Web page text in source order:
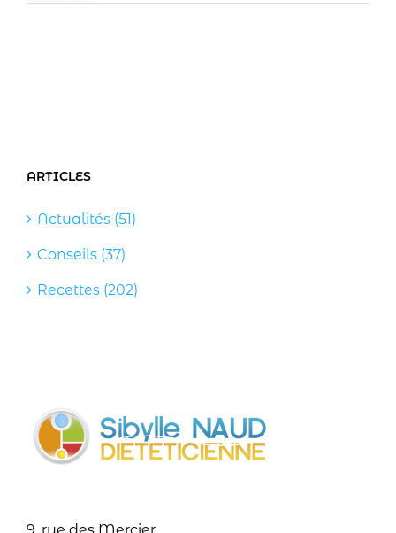
ARTICLES
Actualités (51)
Conseils (37)
Recettes (202)